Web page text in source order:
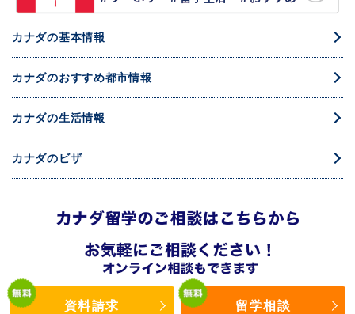
カナダの基本情報
カナダのおすすめ都市情報
カナダの生活情報
カナダのビザ
資料請求 留学相談